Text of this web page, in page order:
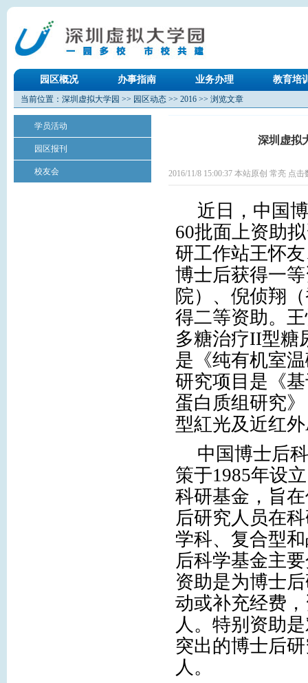
园区概况 办事指南 业务办理 教育培
当前位置： 深圳虚拟大学园 >> 园区动态 >> 2016 >> 浏览文章
学员活动
园区报刊
校友会
深圳虚拟
2016/11/8 15:00:37 本站原创 常亮 点击
近日，中国
60批面上资助
研工作站王怀
博士后获得一
院）、倪侦翔
得二等资助。
多糖治疗II型糖
是《纯有机室
研究项目是《
蛋白质组研究
型紅光及近红外
中国博士后
策于1985年设
科研基金，旨
后研究人员在
学科、复合型
后科学基金主
资助是为博士
动或补充经费
人。特别资助
突出的博士后
人。